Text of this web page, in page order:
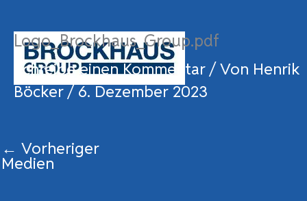
Inhalt
springen
Logo_Brockhaus_Group.pdf
Schreibe einen Kommentar / Von Henrik
Böcker/6. Dezember 2023
← Vorheriger
Medien